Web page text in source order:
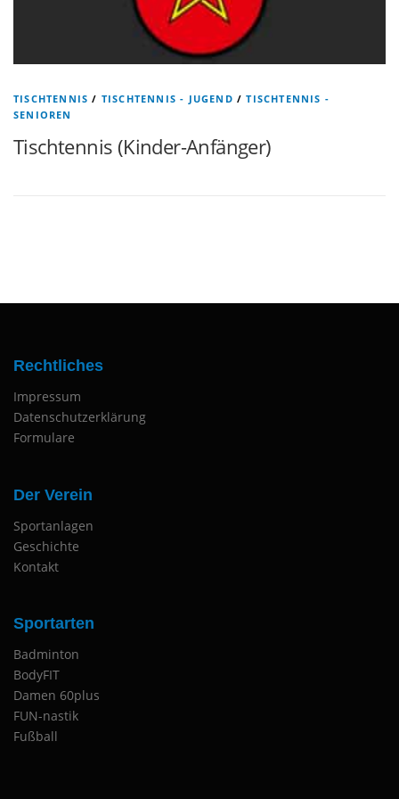
TISCHTENNIS / TISCHTENNIS - JUGEND /TISCHTENNIS -
SENIOREN
Tischtennis (Kinder-Anfänger)
Rechtliches
Impressum
Datenschutzerklärung
Formulare
Der Verein
Sportanlagen
Geschichte
Kontakt
Sportarten
Badminton
BodyFIT
Damen 60plus
FUN-nastik
Fußball